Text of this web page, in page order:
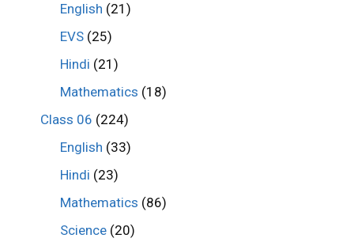
English (21)
EVS (25)
Hindi (21)
Mathematics (18)
Class 06 (224)
English (33)
Hindi (23)
Mathematics (86)
Science (20)